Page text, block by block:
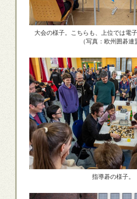
大会の様子。こちらも、上位では電
（写真：欧州囲碁連
指導碁の様子。